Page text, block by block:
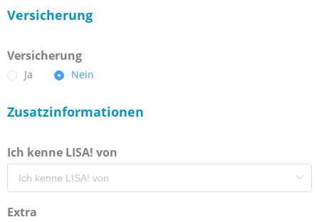
Versicherung
Versicherung
Ja Nein
Zusatzinformationen
Ich kenne LISA! von
Extra